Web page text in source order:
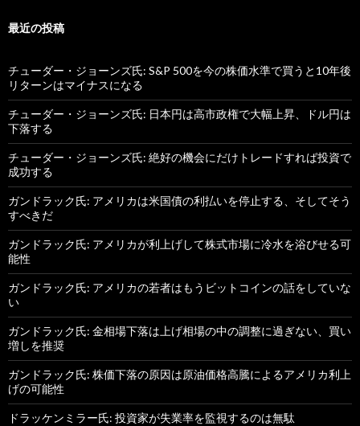
最近の投稿
チューダー・ジョーンズ氏: S&P 500を今の株価水準で買うと10年後
リターンはマイナスになる
チューダー・ジョーンズ氏: 日本円は高市政権で大幅上昇、ドル円は
下落する
チューダー・ジョーンズ氏: 絶好の機会にだけトレードすれば投資で
成功する
ガンドラック氏: アメリカは米国債の利払いを停止する、そしてそう
すべきだ
ガンドラック氏: アメリカが利上げして株式市場に冷水を浴びせる可
能性
ガンドラック氏: アメリカの若者はもうビットコインの話をしていな
い
ガンドラック氏: 金相場下落は上げ相場の中の調整に過ぎない、買い
増しを推奨
ガンドラック氏: 株価下落の原因は原油価格高騰によるアメリカ利上
げの可能性
ドラッケンミラー氏: 投資家が失業率を監視するのは無駄